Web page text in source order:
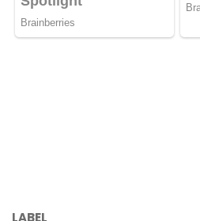
LABEL